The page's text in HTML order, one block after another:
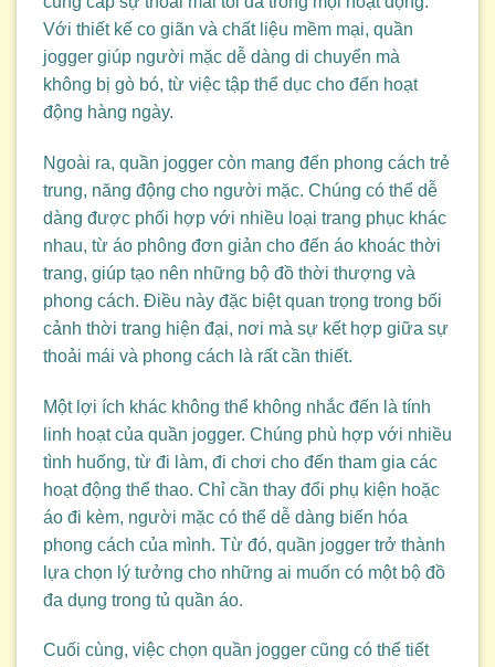
Với thiết kế co giãn và chất liệu mềm mại, quần
jogger giúp người mặc dễ dàng di chuyển mà
không bị gò bó, từ việc tập thể dục cho đến hoạt
động hàng ngày.
Ngoài ra, quần jogger còn mang đến phong cách trẻ
trung, năng động cho người mặc. Chúng có thể dễ
dàng được phối hợp với nhiều loại trang phục khác
nhau, từ áo phông đơn giản cho đến áo khoác thời
trang, giúp tạo nên những bộ đồ thời thượng và
phong cách. Điều này đặc biệt quan trọng trong bối
cảnh thời trang hiện đại, nơi mà sự kết hợp giữa sự
thoải mái và phong cách là rất cần thiết.
Một lợi ích khác không thể không nhắc đến là tính
linh hoạt của quần jogger. Chúng phù hợp với nhiều
tình huống, từ đi làm, đi chơi cho đến tham gia các
hoạt động thể thao. Chỉ cần thay đổi phụ kiện hoặc
áo đi kèm, người mặc có thể dễ dàng biến hóa
phong cách của mình. Từ đó, quần jogger trở thành
lựa chọn lý tưởng cho những ai muốn có một bộ đồ
đa dụng trong tủ quần áo.
Cuối cùng, việc chọn quần jogger cũng có thể tiết